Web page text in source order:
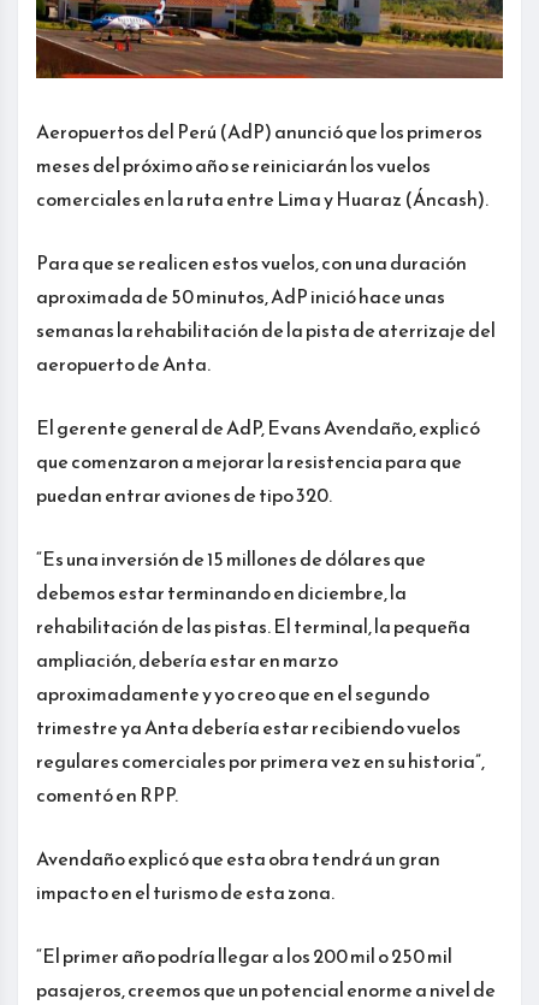
Aeropuertos del Perú (AdP) anunció que los primeros
meses del próximo año se reiniciarán los vuelos
comerciales en la ruta entre Lima y Huaraz (Áncash).
Para que se realicen estos vuelos, con una duración
aproximada de 50 minutos, AdP inició hace unas
semanas la rehabilitación de la pista de aterrizaje del
aeropuerto de Anta.
El gerente general de AdP, Evans Avendaño, explicó
que comenzaron a mejorar la resistencia para que
puedan entrar aviones de tipo 320.
“Es una inversión de 15 millones de dólares que
debemos estar terminando en diciembre, la
rehabilitación de las pistas. El terminal, la pequeña
ampliación, debería estar en marzo
aproximadamente y yo creo que en el segundo
trimestre ya Anta debería estar recibiendo vuelos
regulares comerciales por primera vez en su historia”,
comentó en RPP.
Avendaño explicó que esta obra tendrá un gran
impacto en el turismo de esta zona.
“El primer año podría llegar a los 200 mil o 250 mil
pasajeros, creemos que un potencial enorme a nivel de